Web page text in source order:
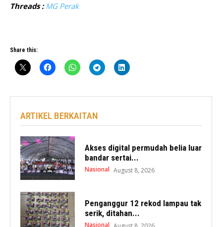
Threads : MG Perak
Share this:
ARTIKEL BERKAITAN
Akses digital permudah belia luar
bandar sertai...
Nasional August 8, 2026
Penganggur 12 rekod lampau tak
serik, ditahan...
Nasional